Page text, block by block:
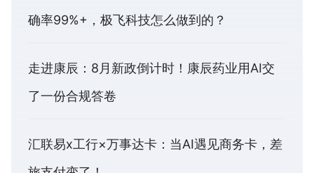
确率99%+，极飞科技怎么做到的？
走进康辰：8月新政倒计时！康辰药业用AI交
了一份合规答卷
汇联易x工行×万事达卡：当AI遇见商务卡，差